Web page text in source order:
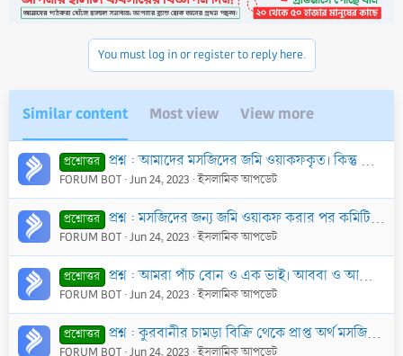
You must log in or register to reply here.
Similar content Most view View more
প্রশ্নোত্তর প্রশ্ন : আমাদের মসজিদের জমি ওয়াকফকৃত। কিন্তু যারা ওয়াকফ করেছেন তারা কমিটিতে ভালো পদ না পাওয়ায় মাঝে মাঝে কটু কথা বলে থাকেন। এক্ষণে উক্ত মসজিদে ছালাত শু
FORUM BOT Jun 24, 2023 ইসলামিক আপডেট
প্রশ্নোত্তর প্রশ্ন : মসজিদের জন্য জমি ওয়াকফ করার পর কমিটির কোন সদস্যের সাথে মনোমালিন্যের কারণে জমিদাতা তাকে বলেন যে, আপনি এ মসজিদে ছালাত আদায় থেকে বিরত না থাকলে ক
FORUM BOT Jun 24, 2023 ইসলামিক আপডেট
প্রশ্নোত্তর প্রশ্ন : আমরা পাঁচ বোন ও এক ভাই। আববা ও আম্মা জীবিত আছে। আমরা কিছু সম্পত্তি নিয়ে বাকী সম্পত্তি আমার একমাত্র ভাইকে লিখে দিতে চাই। এরূপ করলে কি আমার পিত
FORUM BOT Jun 24, 2023 ইসলামিক আপডেট
প্রশ্নোত্তর প্রশ্ন : কুরবানীর চামড়া বিক্রি থেকে প্রাপ্ত অর্থ মসজিদের উন্নয়নে কাজে লাগানো যাবে কি?
FORUM BOT Jun 24, 2023 ইসলামিক আপডেট